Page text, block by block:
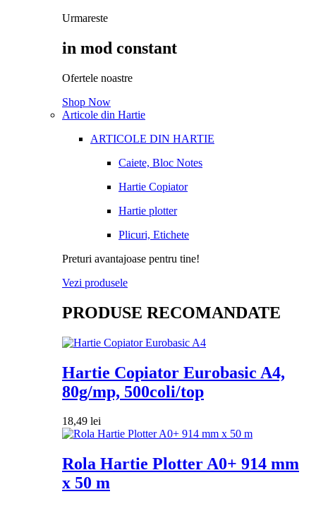
Urmareste
in mod constant
Ofertele noastre
Shop Now
Articole din Hartie
ARTICOLE DIN HARTIE
Caiete, Bloc Notes
Hartie Copiator
Hartie plotter
Plicuri, Etichete
Preturi avantajoase pentru tine!
Vezi produsele
PRODUSE RECOMANDATE
Hartie Copiator Eurobasic A4,
80g/mp, 500coli/top
18,49 lei
Rola Hartie Plotter A0+ 914 mm
x 50 m